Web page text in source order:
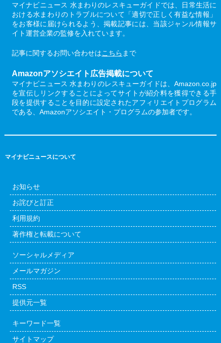
マイナビニュース 水まわりのレスキューガイドでは、日常生活に
おける水まわりのトラブルについて「適切で正しく有益な情報」
をお客様に届けられるよう、掲載記事には、当該ジャンル情報サ
イト運営企業の監修を入れています。
記事に関するお問い合わせはこちら まで
Amazonアソシエイト広告掲載について
マイナビニュース 水まわりのレスキューガイドは、Amazon.co.jp
を宣伝しリンクすることによってサイトが紹介料を獲得できる手
段を提供することを目的に設定されたアフィリエイトプログラム
である、Amazonアソシエイト・プログラムの参加者です。
マイナビニュースについて
お知らせ
お詫びと訂正
利用規約
著作権と転載について
ソーシャルメディア
メールマガジン
RSS
提供元一覧
キーワード一覧
サイトマップ